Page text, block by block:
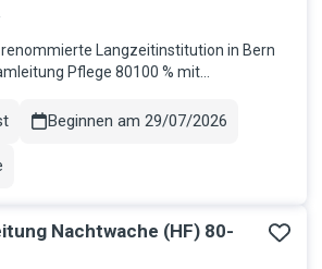
Langzeitinstitution in Bern
Pflege 80100 % mit
einer hohen
Beginnen am 29/07/2026
Nachtwache (HF) 80-